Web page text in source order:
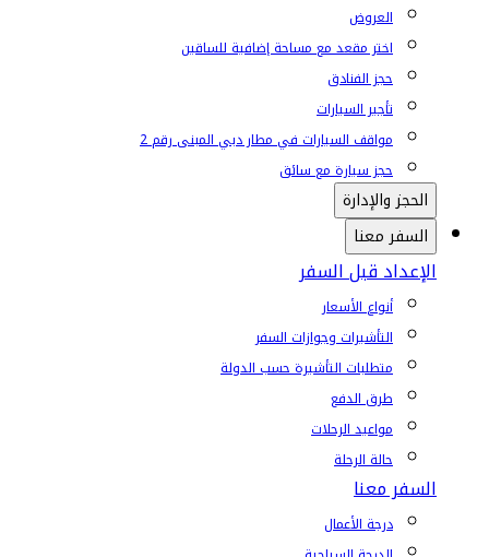
العروض
اختر مقعد مع مساحة إضافية للساقين
حجز الفنادق
تأجير السيارات
مواقف السيارات في مطار دبي المبنى رقم 2
حجز سيارة مع سائق
الحجز والإدارة
السفر معنا
الإعداد قبل السفر
أنواع الأسعار
التأشيرات وجوازات السفر
متطلبات التأشيرة حسب الدولة
طرق الدفع
مواعيد الرحلات
حالة الرحلة
السفر معنا
درجة الأعمال